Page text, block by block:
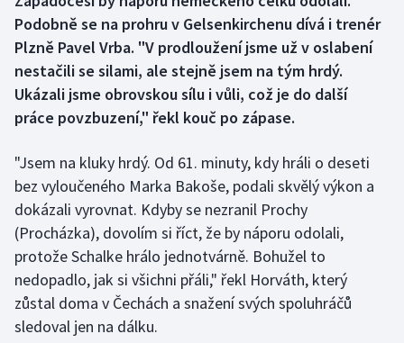
Florbal
Futsal
Golf
Házená
Jezdectví
Judo
Krasobruslení
Podobně se na prohru v Gelsenkirchenu dívá i trenér
Plzně Pavel Vrba. "V prodloužení jsme už v oslabení
nestačili se silami, ale stejně jsem na tým hrdý.
Ukázali jsme obrovskou sílu i vůli, což je do další
práce povzbuzení," řekl kouč po zápase.
"Jsem na kluky hrdý. Od 61. minuty, kdy hráli o deseti
bez vyloučeného Marka Bakoše, podali skvělý výkon a
dokázali vyrovnat. Kdyby se nezranil Prochy
(Procházka), dovolím si říct, že by náporu odolali,
protože Schalke hrálo jednotvárně. Bohužel to
nedopadlo, jak si všichni přáli," řekl Horváth, který
zůstal doma v Čechách a snažení svých spoluhráčů
sledoval jen na dálku.